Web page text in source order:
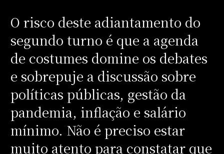
O risco deste adiantamento do
segundo turno é que a agenda
de costumes domine os debates
e sobrepuje a discussão sobre
políticas públicas, gestão da
pandemia, inflação e salário
mínimo. Não é preciso estar
muito atento para constatar que